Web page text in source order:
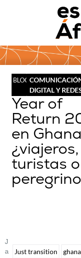
BLOG
DIGITAL Y
Year of
Return
en
¿viajeros,
turistas o
J
A
Just transition ghana